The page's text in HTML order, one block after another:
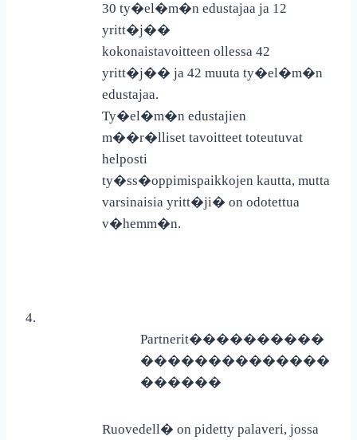
30 ty�el�m�n edustajaa ja 12
yritt�j��
kokonaistavoitteen ollessa 42
yritt�j�� ja 42 muuta ty�el�m�n
edustajaa.
Ty�el�m�n edustajien
m��r�lliset tavoitteet toteutuvat
helposti
ty�ss�oppimispaikkojen kautta, mutta
varsinaisia yritt�ji� on odotettua
v�hemm�n.
4.
Partnerit����������
��������������
������
Ruovedell� on pidetty palaveri, jossa